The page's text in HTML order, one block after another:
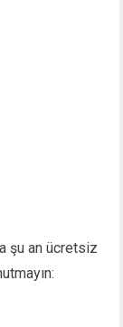
şu an ücretsiz